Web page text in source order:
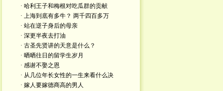
· 哈利王子和梅根对吃瓜群的贡献
· 上海到底有多牛？ 两千四百多万
· 站在逆子身后的母亲
· 深更半夜去打油
· 古圣先贤讲的天意是什么？
· 晒晒往日的留学生岁月
· 感谢不娶之恩
· 从几位年长女性的一生来看什么决
· 嫁人要嫁德商高的男人